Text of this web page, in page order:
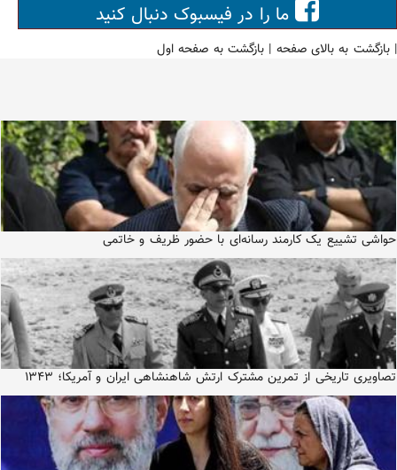
ما را در فیسبوک دنبال کنید
|بازگشت به بالای صفحه |بازگشت به صفحه اول
حواشی تشییع یک کارمند رسانه‌ای با حضور ظریف و خاتمی
تصاویری تاریخی از تمرین مشترک ارتش شاهنشاهی ایران و آمریکا؛ ۱۳۴۳